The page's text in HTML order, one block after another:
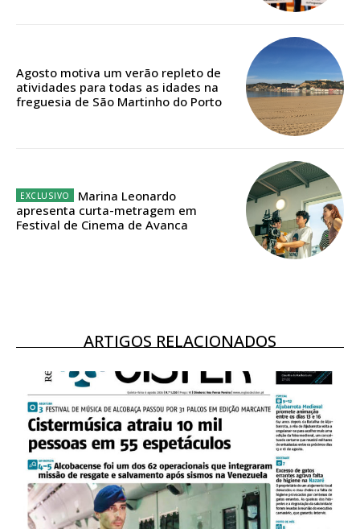
Acesso aos conteúdos Exclusivos para
assinantes
Ofertas para assinatura anual
12 meses
Acesso ao conteúdo online
Acesso aos conteúdos Exclusivos para
assinantes
Ofertas para assinatura anual
Escolha o plano
Agosto motiva um verão repleto de
atividades para todas as idades na
freguesia de São Martinho do Porto
Marina Leonardo
apresenta curta-metragem em
Festival de Cinema de Avanca
ARTIGOS RELACIONADOS